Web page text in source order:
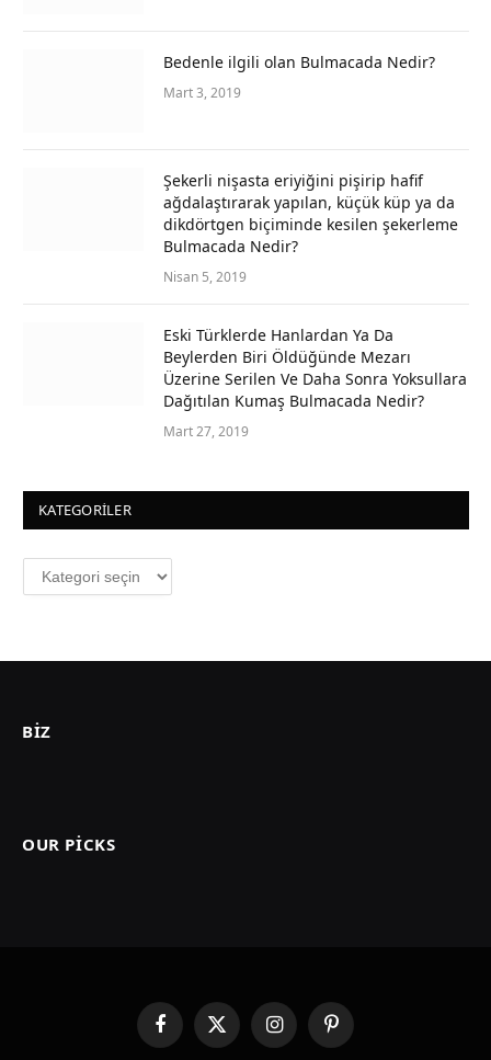
Bedenle ilgili olan Bulmacada Nedir?
Mart 3, 2019
Şekerli nişasta eriyiğini pişirip hafif
ağdalaştırarak yapılan, küçük küp ya da
dikdörtgen biçiminde kesilen şekerleme
Bulmacada Nedir?
Nisan 5, 2019
Eski Türklerde Hanlardan Ya Da
Beylerden Biri Öldüğünde Mezarı
Üzerine Serilen Ve Daha Sonra Yoksullara
Dağıtılan Kumaş Bulmacada Nedir?
Mart 27, 2019
KATEGORILER
Kategoriler
BIZ
OUR PICKS
FacebookX
(Twitter)
InstagramPinterest